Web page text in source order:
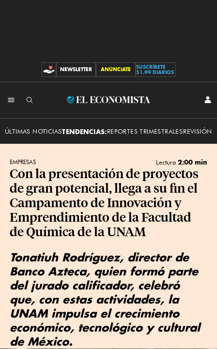
CONTRIBUCIONES
NEWSLETTER ANÚNCIATE
SUSCRÍBETE
$1.99 DIARIOS
El
ÚLTIMAS NOTICIASTENDENCIAS:REPORTES TRIMESTRALESREVISIÓN
EMPRESAS Lectura 2:00 min
Con la presentación de proyectos
de gran potencial, llega a su fin el
Campamento de Innovación y
Emprendimiento de la Facultad
de Química de la UNAM
Tonatiuh Rodríguez, director de
Banco Azteca, quien formó parte
del jurado calificador, celebró
que, con estas actividades, la
UNAM impulsa el crecimiento
económico, tecnológico y cultural
de México.